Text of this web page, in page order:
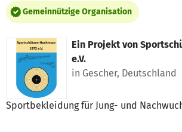
Gemeinnützige Organisation
Ein Projekt von
e.V.
in Gescher, Deutschland
Sportbekleidung für Jung- und